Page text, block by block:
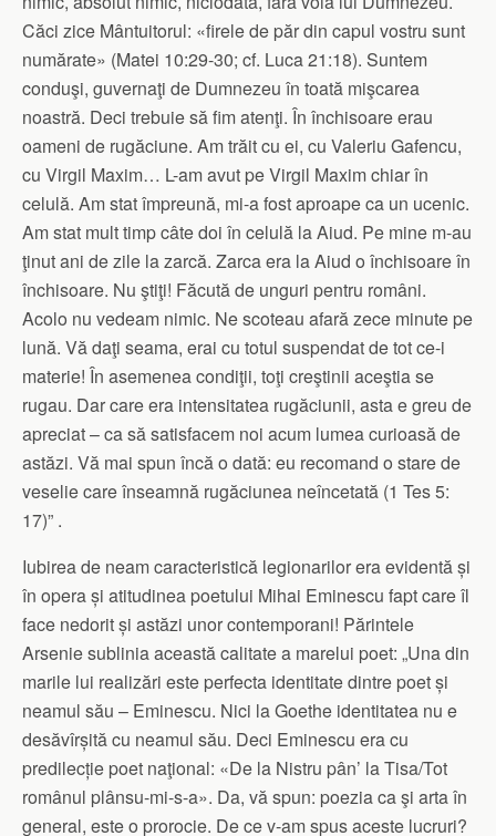
Căci zice Mântuitorul: «firele de păr din capul vostru sunt
numărate» (Matei 10:29-30; cf. Luca 21:18). Suntem
conduşi, guvernaţi de Dumnezeu în toată mişcarea
noastră. Deci trebuie să fim atenţi. În închisoare erau
oameni de rugăciune. Am trăit cu ei, cu Valeriu Gafencu,
cu Virgil Maxim… L-am avut pe Virgil Maxim chiar în
celulă. Am stat împreună, mi-a fost aproape ca un ucenic.
Am stat mult timp câte doi în celulă la Aiud. Pe mine m-au
ţinut ani de zile la zarcă. Zarca era la Aiud o închisoare în
închisoare. Nu ştiţi! Făcută de unguri pentru români.
Acolo nu vedeam nimic. Ne scoteau afară zece minute pe
lună. Vă daţi seama, erai cu totul suspendat de tot ce-i
materie! În asemenea condiţii, toţi creştinii aceştia se
rugau. Dar care era intensitatea rugăciunii, asta e greu de
apreciat – ca să satisfacem noi acum lumea curioasă de
astăzi. Vă mai spun încă o dată: eu recomand o stare de
veselie care înseamnă rugăciunea neîncetată (1 Tes 5:
17)” .
Iubirea de neam caracteristică legionarilor era evidentă și
în opera și atitudinea poetului Mihai Eminescu fapt care îl
face nedorit și astăzi unor contemporani! Părintele
Arsenie sublinia această calitate a marelui poet: „Una din
marile lui realizări este perfecta identitate dintre poet și
neamul său – Eminescu. Nici la Goethe identitatea nu e
desăvîrșită cu neamul său. Deci Eminescu era cu
predilecție poet naţional: «De la Nistru pân’ la Tisa/Tot
românul plânsu-mi-s-a». Da, vă spun: poezia ca şi arta în
general, este o prorocie. De ce v-am spus aceste lucruri?